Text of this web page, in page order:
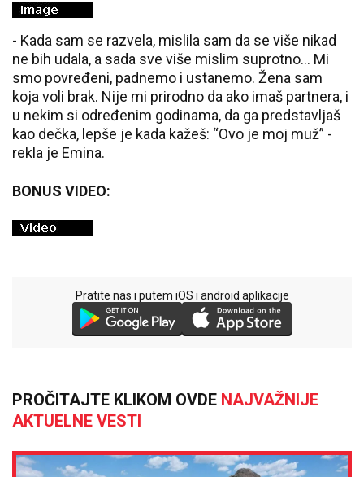
- Kada sam se razvela, mislila sam da se više nikad
ne bih udala, a sada sve više mislim suprotno... Mi
smo povređeni, padnemo i ustanemo. Žena sam
koja voli brak. Nije mi prirodno da ako imaš partnera, i
u nekim si određenim godinama, da ga predstavljaš
kao dečka, lepše je kada kažeš: “Ovo je moj muž” -
rekla je Emina.
BONUS VIDEO:
Pratite nas i putem iOS i android aplikacije
PROČITAJTE KLIKOM OVDE NAJVAŽNIJE
AKTUELNE VESTI